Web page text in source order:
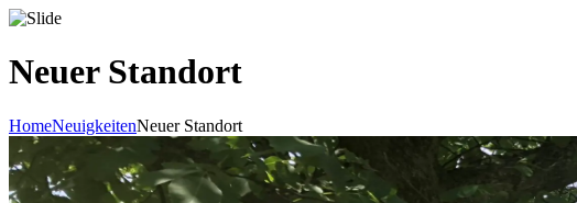
Neuer Standort
HomeNeuigkeitenNeuer Standort